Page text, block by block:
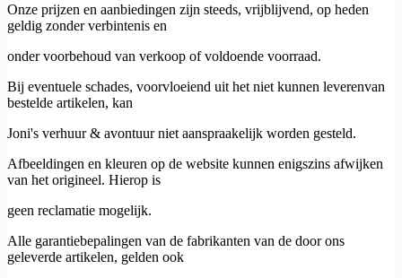
Onze prijzen en aanbiedingen zijn steeds, vrijblijvend, op heden
geldig zonder verbintenis en
onder voorbehoud van verkoop of voldoende voorraad.
Bij eventuele schades, voorvloeiend uit het niet kunnen leverenvan
bestelde artikelen, kan
Joni's verhuur & avontuur niet aanspraakelijk worden gesteld.
Afbeeldingen en kleuren op de website kunnen enigszins afwijken
van het origineel. Hierop is
geen reclamatie mogelijk.
Alle garantiebepalingen van de fabrikanten van de door ons
geleverde artikelen, gelden ook